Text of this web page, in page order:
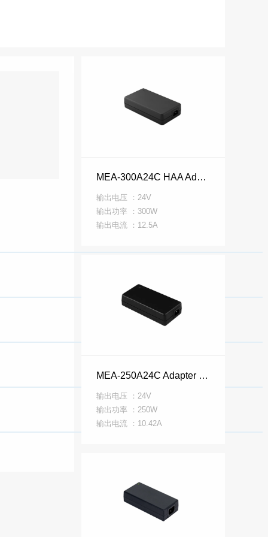
MEA-300A24C HAA Adapter MEA 系列
输出电压 ：24V
输出功率 ：300W
输出电流 ：12.5A
MEA-250A24C Adapter MEA 系列
输出电压 ：24V
输出功率 ：250W
输出电流 ：10.42A
工业电阻 开关电源